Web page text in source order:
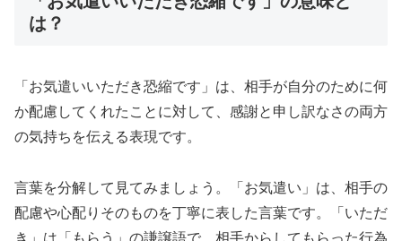
は？
「お気遣いいただき恐縮です」は、相手が自分のために何
か配慮してくれたことに対して、感謝と申し訳なさの両方
の気持ちを伝える表現です。
言葉を分解して見てみましょう。「お気遣い」は、相手の
配慮や心配りそのものを丁寧に表した言葉です。「いただ